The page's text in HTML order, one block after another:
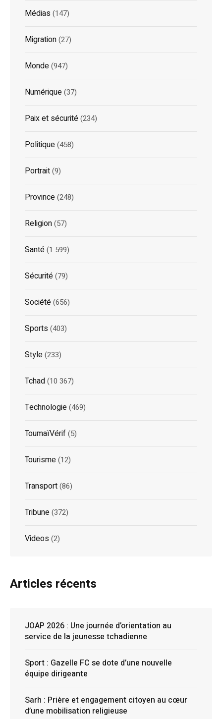
Médias(147)
Migration(27)
Monde(947)
Numérique(37)
Paix et sécurité(234)
Politique(458)
Portrait(9)
Province(248)
Religion(57)
Santé(1 599)
Sécurité(79)
Société(656)
Sports(403)
Style(233)
Tchad(10 367)
Technologie(469)
ToumaïVérif(5)
Tourisme(12)
Transport(86)
Tribune(372)
Videos(2)
Articles récents
JOAP 2026 : Une journée d’orientation au
service de la jeunesse tchadienne
Sport : Gazelle FC se dote d’une nouvelle
équipe dirigeante
Sarh : Prière et engagement citoyen au cœur
d’une mobilisation religieuse